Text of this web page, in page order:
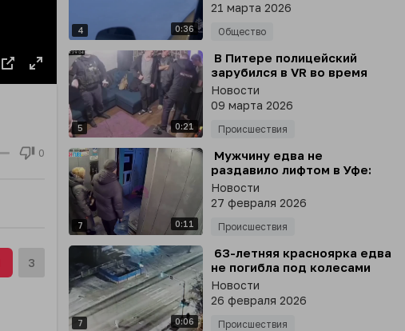
fullscreen
4 0:36
21 марта 2026
Общество
5 0:21
⁣ В Питере полицейский
зарубился в VR во время
задержания уклониста
Новости
09 марта 2026
Происшествия
7 0:11
⁣ Мужчину едва не
раздавило лифтом в Уфе:
кабина поехала, когда он
практически зашёл внутрь
Новости
27 февраля 2026
Происшествия
7 0:06
⁣ 63-летняя красноярка едва
не погибла под колесами
авто, решив сэкономить
пару секунд
Новости
26 февраля 2026
Происшествия
0
3